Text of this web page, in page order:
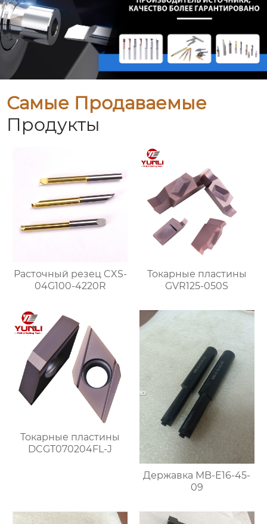
Самые Продаваемые
Продукты
Расточный резец CXS-
04G100-4220R
Токарные пластины
GVR125-050S
Токарные пластины
DCGT070204FL-J
Державка MB-E16-45-
09